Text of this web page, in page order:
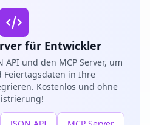
für Entwickler
API und den MCP Server, um
Feiertagsdaten in Ihre
Kostenlos und ohne